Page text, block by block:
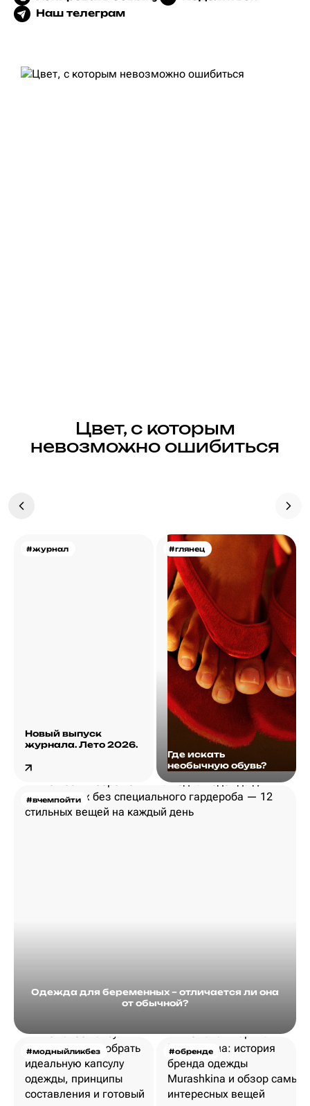
Наш телеграм
Цвет, с которым
невозможно ошибиться
#журнал
Новый выпуск
журнала. Лето 2026.
#глянец
Где искать
необычную обувь?
#вчемпойти
Одежда для беременных – отличается ли она
от обычной?
#модныйликбез #обренде